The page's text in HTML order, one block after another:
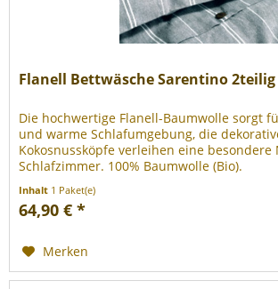
Flanell Bettwäsche Sarentino 2teilig
Die hochwertige Flanell-Baumwolle sorgt
und warme Schlafumgebung, die
Kokosnussköpfe verleihen eine besondere
Schlafzimmer. 100% Baumwolle (Bio).
Inhalt 1 Paket(e)
64,90 € *
Merken